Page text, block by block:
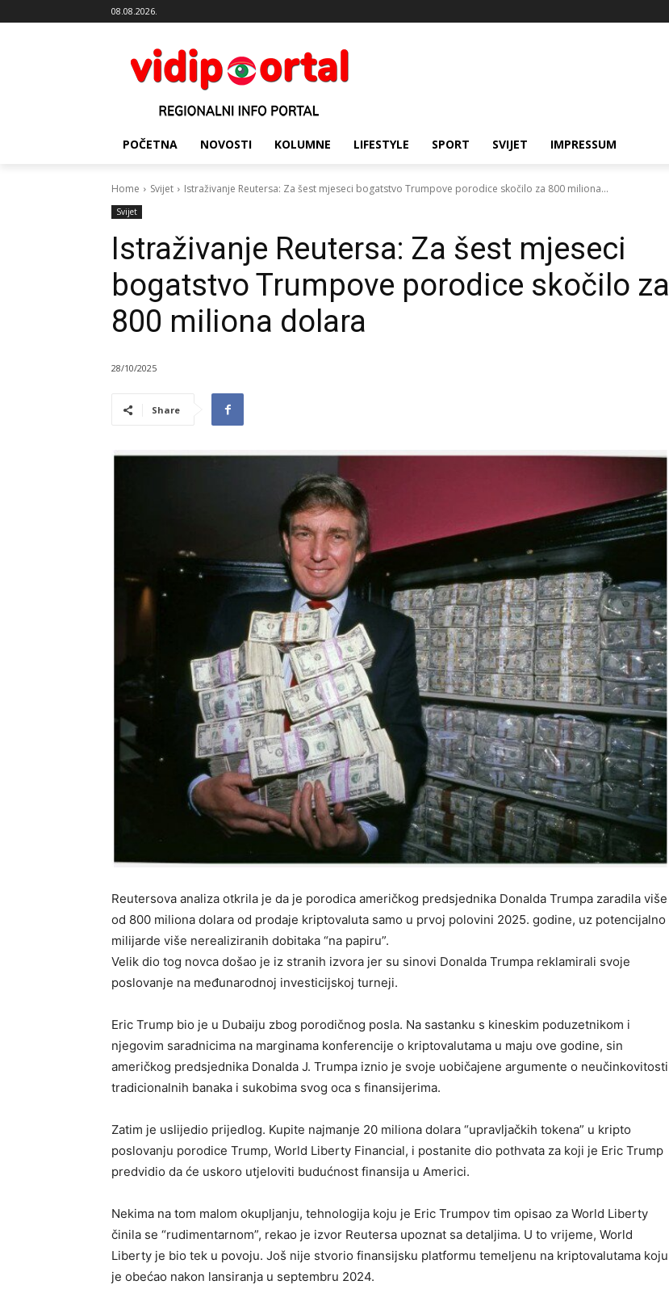
08.08.2026.
POČETNA NOVOSTI KOLUMNE LIFESTYLE SPORT SVIJET IMPRESSUM
Home Svijet Istraživanje Reutersa: Za šest mjeseci bogatstvo Trumpove porodice skočilo za 800 miliona...
Svijet
Istraživanje Reutersa: Za šest mjeseci
bogatstvo Trumpove porodice skočilo za
800 miliona dolara
28/10/2025
Share
Reutersova analiza otkrila je da je porodica američkog predsjednika Donalda Trumpa zaradila više
od 800 miliona dolara od prodaje kriptovaluta samo u prvoj polovini 2025. godine, uz potencijalno
milijarde više nerealiziranih dobitaka “na papiru”.
Velik dio tog novca došao je iz stranih izvora jer su sinovi Donalda Trumpa reklamirali svoje
poslovanje na međunarodnoj investicijskoj turneji.
Eric Trump bio je u Dubaiju zbog porodičnog posla. Na sastanku s kineskim poduzetnikom i
njegovim saradnicima na marginama konferencije o kriptovalutama u maju ove godine, sin
američkog predsjednika Donalda J. Trumpa iznio je svoje uobičajene argumente o neučinkovitosti
tradicionalnih banaka i sukobima svog oca s finansijerima.
Zatim je uslijedio prijedlog. Kupite najmanje 20 miliona dolara “upravljačkih tokena” u kripto
poslovanju porodice Trump, World Liberty Financial, i postanite dio pothvata za koji je Eric Trump
predvidio da će uskoro utjeloviti budućnost finansija u Americi.
Nekima na tom malom okupljanju, tehnologija koju je Eric Trumpov tim opisao za World Liberty
činila se “rudimentarnom”, rekao je izvor Reutersa upoznat sa detaljima. U to vrijeme, World
Liberty je bio tek u povoju. Još nije stvorio finansijsku platformu temeljenu na kriptovalutama koju
je obećao nakon lansiranja u septembru 2024.